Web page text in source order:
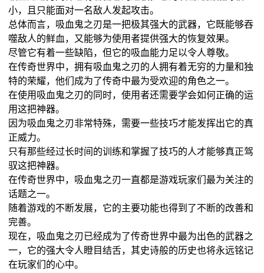
小，且只能面对一名敌人发起攻击。
总体而言，吸血鬼之刃是一把极其强大的武器，它既能够吞
噬敌人的鲜血，又能够为使用者提供强大的恢复效果。
尽管它有着一些缺陷，但它的吸血能力足以令人尊敬。
在传奇世界中，拥有吸血鬼之刃的人拥有着无穷的力量和独
特的荣耀，他们成为了传奇中最为受欢迎的角色之一。
在使用吸血鬼之刃的同时，使用者还需要学会如何正确的运
用这把神器。
因为吸血鬼之刃非常特殊，需要一些技巧才能发挥出它的真
正威力。
只有那些经过长时间的训练和掌握了技巧的人才能够真正驾
驭这把神器。
在传奇世界中，吸血鬼之刃一直都是游戏玩家们最为关注的
话题之一。
随着游戏的不断发展，它的主要功能也得到了不断的改善和
完善。
现在，吸血鬼之刃已经成为了传奇世界中最为出色的武器之
一，它的强大令人瞪目结舌，其史诗般的历史也将永远铭记
在玩家们的心中。